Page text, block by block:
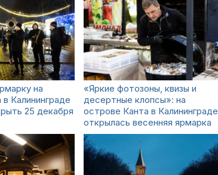
на
Калининграде
25 декабря
«Яркие фотозоны, квизы и
десертные клопсы»: на
острове Канта в Калининграде
открылась весенняя ярмарка